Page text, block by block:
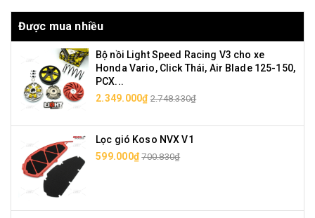
Được mua nhiều
Bộ nồi Light Speed Racing V3 cho xe
Honda Vario, Click Thái, Air Blade 125-150,
PCX...
2.349.000₫ 2.748.330₫
Lọc gió Koso NVX V1
599.000₫ 700.830₫